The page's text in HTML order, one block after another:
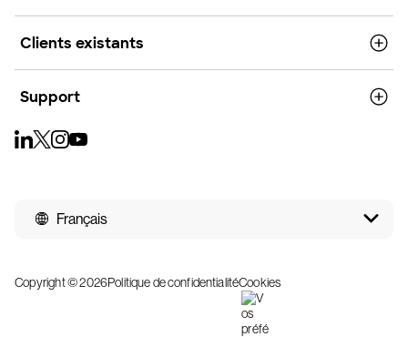
Clients existants
Support
Français
Copyright © 2026Politique de confidentialitéCookies